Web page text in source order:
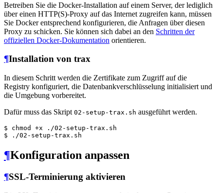
Betreiben Sie die Docker-Installation auf einem Server, der lediglich
über einen HTTP(S)-Proxy auf das Internet zugreifen kann, müssen
Sie Docker entsprechend konfigurieren, die Anfragen über diesen
Proxy zu schicken. Sie können sich dabei an den Schritten der
offiziellen Docker-Dokumentation orientieren.
¶Installation von trax
In diesem Schritt werden die Zertifikate zum Zugriff auf die
Registry konfiguriert, die Datenbankverschlüsselung initialisiert und
die Umgebung vorbereitet.
Dafür muss das Skript 02-setup-trax.sh ausgeführt werden.
$ chmod +x ./02-setup-trax.sh
$ ./02-setup-trax.sh
¶Konfiguration anpassen
¶SSL-Terminierung aktivieren